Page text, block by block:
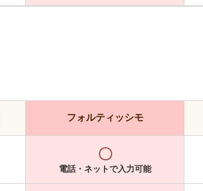
フォルティッシモ
〇
電話・ネットで入力可能